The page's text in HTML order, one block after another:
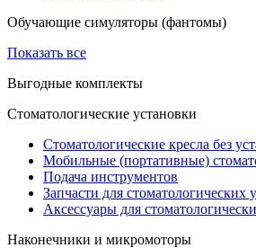
Обучающие симуляторы (фантомы)
Показать все
Выгодные комплекты
Стоматологические установки
Стоматологические кресла без
Мобильные (портативные)
Подача инструментов
Запчасти для стоматологических
Аксессуары для
Наконечники и микромоторы